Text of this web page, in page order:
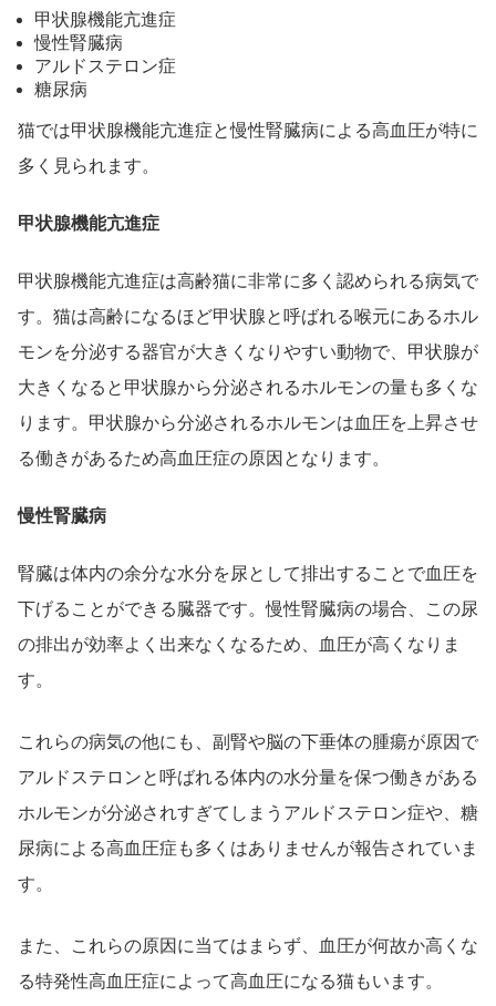
甲状腺機能亢進症
慢性腎臓病
アルドステロン症
糖尿病
猫では甲状腺機能亢進症と慢性腎臓病による高血圧が特に
多く見られます。
甲状腺機能亢進症
甲状腺機能亢進症は高齢猫に非常に多く認められる病気で
す。猫は高齢になるほど甲状腺と呼ばれる喉元にあるホル
モンを分泌する器官が大きくなりやすい動物で、甲状腺が
大きくなると甲状腺から分泌されるホルモンの量も多くな
ります。甲状腺から分泌されるホルモンは血圧を上昇させ
る働きがあるため高血圧症の原因となります。
慢性腎臓病
腎臓は体内の余分な水分を尿として排出することで血圧を
下げることができる臓器です。慢性腎臓病の場合、この尿
の排出が効率よく出来なくなるため、血圧が高くなりま
す。
これらの病気の他にも、副腎や脳の下垂体の腫瘍が原因で
アルドステロンと呼ばれる体内の水分量を保つ働きがある
ホルモンが分泌されすぎてしまうアルドステロン症や、糖
尿病による高血圧症も多くはありませんが報告されていま
す。
また、これらの原因に当てはまらず、血圧が何故か高くな
る特発性高血圧症によって高血圧になる猫もいます。